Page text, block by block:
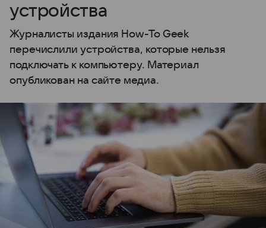
устройства
Журналисты издания How-To Geek
перечислили устройства, которые нельзя
подключать к компьютеру. Материал
опубликован на сайте медиа.